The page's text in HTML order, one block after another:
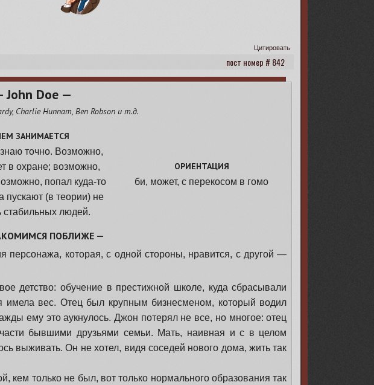
Цитировать
842
John Doe —
Charlie Hunnam, Ben Robson и т.д.
ЗАНИМАЕТСЯ
точно. Возможно,
в охране; возможно,
попал куда-то
пускают (в теории) не
стабильных людей.
ОРИЕНТАЦИЯ
би, может, с перекосом в гомо
ПОБЛИЖЕ —
персонажа, которая, с одной стороны, нравится, с другой —
обучение в престижной школе, куда сбрасывали
имела вес. Отец был крупным бизнесменом, который водил
ему это аукнулось. Джон потерял не все, но многое: отец
бывшими друзьями семьи. Мать, наивная и с в целом
выживать. Он не хотел, видя соседей нового дома, жить так
только не был, вот только нормального образования так